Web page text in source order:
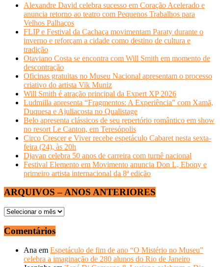
Alexandre David celebra sucesso em Coração Acelerado e
anuncia retorno ao teatro com Pequenos Trabalhos para
Velhos Palhaços
FLIP e Festival da Cachaça movimentam Paraty durante o
inverno e reforçam a cidade como destino de cultura e
tradição
Otaviano Costa se encontra com Will Smith em momento de
descontração
Oficinas gratuitas no Museu Nacional apresentam o processo
criativo do artista Vik Muniz
Will Smith é atração principal da Expert XP 2026
Ludmilla apresenta “Fragmentos: A Experiência” com Xamã,
Duquesa e Ajuliacosta no Qualistage
Belo apresenta clássicos de seu repertório romântico em show
no resort Le Canton, em Teresópolis
Circo Crescer e Viver recebe espetáculo Cabaret nesta sexta-
feira (24), às 20h
Djavan celebra 50 anos de carreira com turnê nacional
Festival Elemento em Movimento anuncia Don L, Ebony e
primeiro artista internacional da 8ª edição
ARQUIVOS – ANOS ANTERIORES
ARQUIVOS
ANOS
ANTERIORES
Comentários
Ana em Espetáculo de fim de ano “O Mistério no Museu”
celebra a imaginação de 280 alunos do Rio de Janeiro